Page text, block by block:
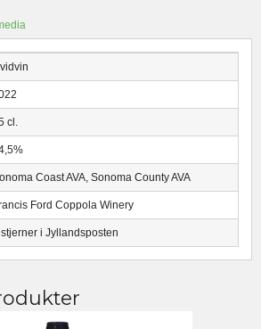
cl.
Coast AVA, Sonoma County AVA
Ford Coppola Winery
i Jyllandsposten